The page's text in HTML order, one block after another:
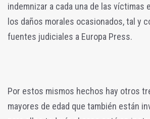
indemnizar a cada una de las víctimas
los daños morales ocasionados, tal y
fuentes judiciales a Europa Press.
Por estos mismos hechos hay otros
mayores de edad que también están